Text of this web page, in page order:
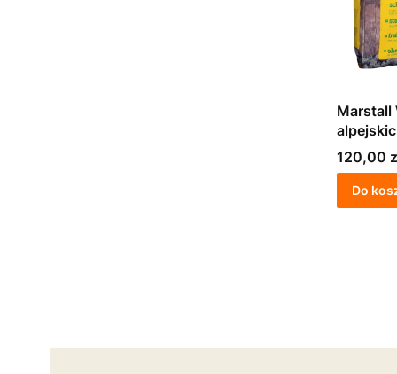
Marstall
Cena
120,00
Do